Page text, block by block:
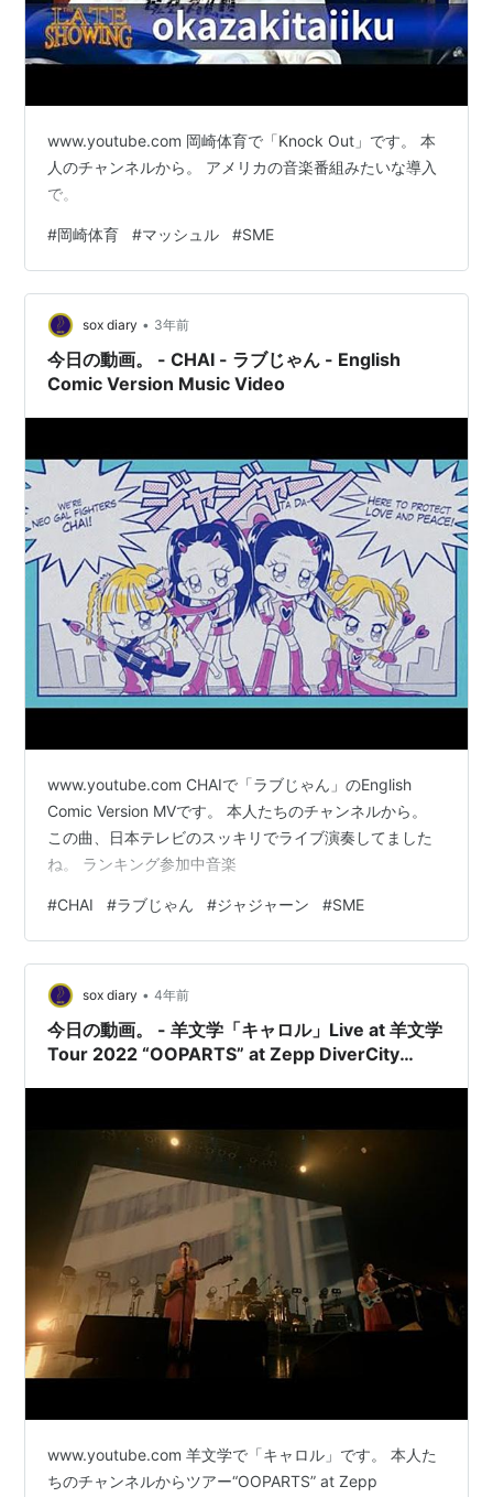
www.youtube.com 岡崎体育で「Knock Out」です。 本
人のチャンネルから。 アメリカの音楽番組みたいな導入
で。
#岡崎体育 #マッシュル #SME
sox diary • 3年前
今日の動画。 - CHAI - ラブじゃん - English
Comic Version Music Video
www.youtube.com CHAIで「ラブじゃん」のEnglish
Comic Version MVです。 本人たちのチャンネルから。
この曲、日本テレビのスッキリでライブ演奏してました
ね。 ランキング参加中音楽
#CHAI #ラブじゃん #ジャジャーン #SME
sox diary • 4年前
今日の動画。 - 羊文学「キャロル」Live at 羊文学
Tour 2022 “OOPARTS” at Zepp DiverCity
www.youtube.com 羊文学で「キャロル」です。 本人た
ちのチャンネルからツアー“OOPARTS” at Zepp